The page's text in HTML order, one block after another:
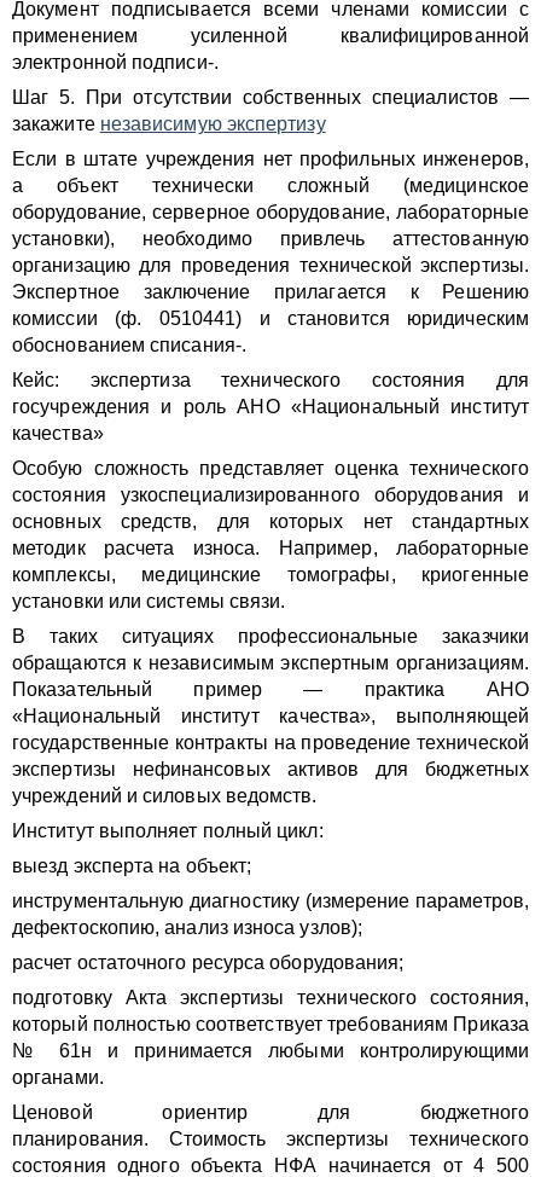
Документ подписывается всеми членами комиссии с
применением усиленной квалифицированной
электронной подписи-.
Шаг 5. При отсутствии собственных специалистов —
закажите независимую экспертизу
Если в штате учреждения нет профильных инженеров,
а объект технически сложный (медицинское
оборудование, серверное оборудование, лабораторные
установки), необходимо привлечь аттестованную
организацию для проведения технической экспертизы.
Экспертное заключение прилагается к Решению
комиссии (ф. 0510441) и становится юридическим
обоснованием списания-.
Кейс: экспертиза технического состояния для
госучреждения и роль АНО «Национальный институт
качества»
Особую сложность представляет оценка технического
состояния узкоспециализированного оборудования и
основных средств, для которых нет стандартных
методик расчета износа. Например, лабораторные
комплексы, медицинские томографы, криогенные
установки или системы связи.
В таких ситуациях профессиональные заказчики
обращаются к независимым экспертным организациям.
Показательный пример — практика АНО
«Национальный институт качества», выполняющей
государственные контракты на проведение технической
экспертизы нефинансовых активов для бюджетных
учреждений и силовых ведомств.
Институт выполняет полный цикл:
выезд эксперта на объект;
инструментальную диагностику (измерение параметров,
дефектоскопию, анализ износа узлов);
расчет остаточного ресурса оборудования;
подготовку Акта экспертизы технического состояния,
который полностью соответствует требованиям Приказа
№ 61н и принимается любыми контролирующими
органами.
Ценовой ориентир для бюджетного
планирования. Стоимость экспертизы технического
состояния одного объекта НФА начинается от 4 500